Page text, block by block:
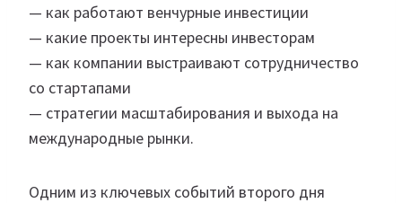
— как работают венчурные инвестиции
— какие проекты интересны инвесторам
— как компании выстраивают сотрудничество
со стартапами
— стратегии масштабирования и выхода на
международные рынки.
Одним из ключевых событий второго дня